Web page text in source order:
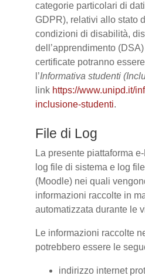
categorie particolari di
GDPR), relativi allo stato
condizioni di disabilità,
dell’apprendimento
certificate potranno
l’Informativa studenti
link https://www.unipd.it/
inclusione-studenti.
File di Log
La presente piattaforma
log file di sistema e log
(Moodle) nei quali
informazioni raccolte in
automatizzata durante le
Le informazioni raccolte
potrebbero essere le
indirizzo internet